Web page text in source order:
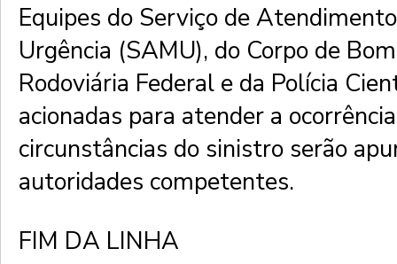
Equipes do Serviço de
Urgência (SAMU), do Corpo de
Rodoviária Federal e da Polícia
acionadas para atender a
circunstâncias do sinistro serão
autoridades competentes.
FIM DA LINHA